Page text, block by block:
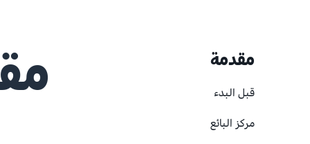
مقدمة
قبل البدء
مركز البائع